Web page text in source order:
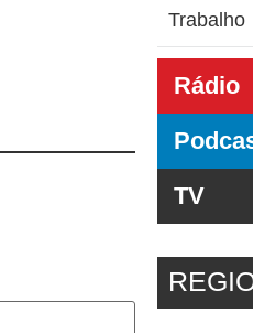
Trabalho
Rádio
TV